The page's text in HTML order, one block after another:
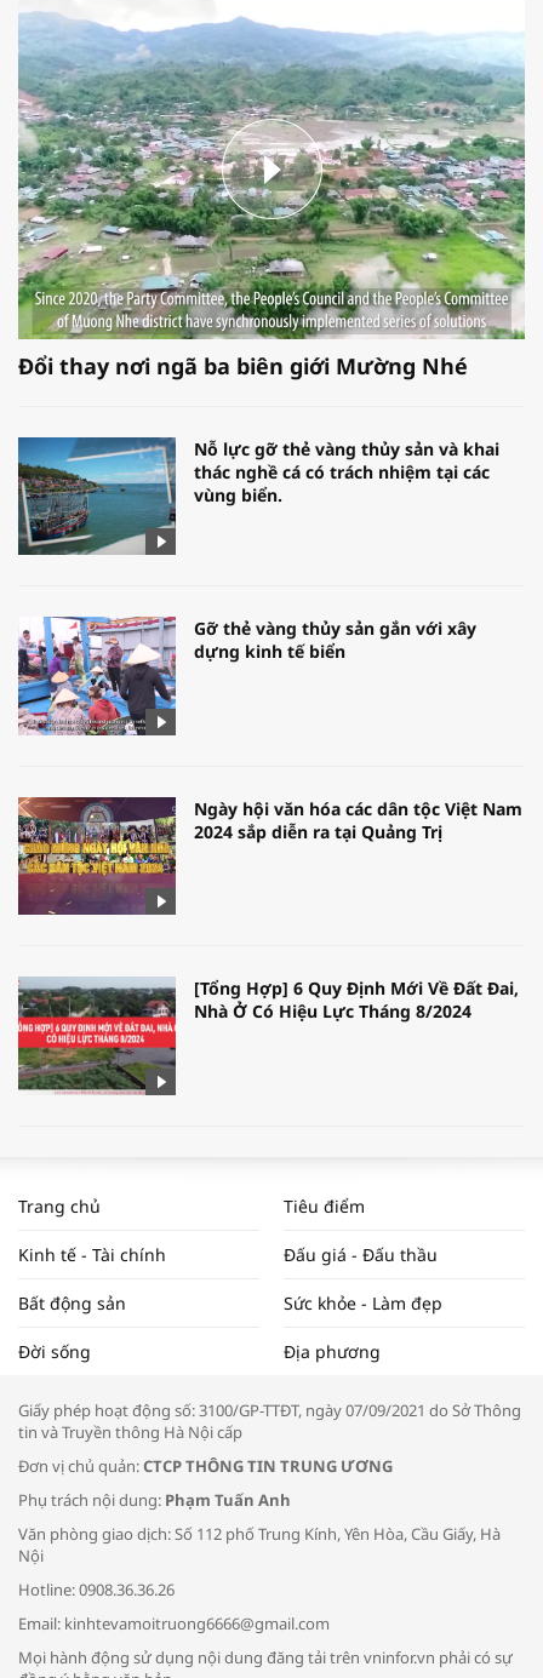
Đổi thay nơi ngã ba biên giới Mường Nhé
Nỗ lực gỡ thẻ vàng thủy sản và khai
thác nghề cá có trách nhiệm tại các
vùng biển.
Gỡ thẻ vàng thủy sản gắn với xây
dựng kinh tế biển
Ngày hội văn hóa các dân tộc Việt Nam
2024 sắp diễn ra tại Quảng Trị
[Tổng Hợp] 6 Quy Định Mới Về Đất Đai,
Nhà Ở Có Hiệu Lực Tháng 8/2024
NAM NĂM 2024 VÀ NĂM 2025 | NHỊP
ĐẬP THỊ TRƯỜNG #62
Tọa đàm “Xúc tiến thương mại: Khơi
Bác sĩ tư vấn cách phòng tránh bệnh
đường hô hấp trong thời tiết giao mùa
Trang chủ Tiêu điểm
Kinh tế - Tài chính Đấu giá - Đấu thầu
Bất động sản Sức khỏe - Làm đẹp
Đời sống Địa phương
Giấy phép hoạt động số: 3100/GP-TTĐT, ngày 07/09/2021 do Sở Thông
tin và Truyền thông Hà Nội cấp
Đơn vị chủ quản:CTCP THÔNG TIN TRUNG ƯƠNG
Phụ trách nội dung: Phạm Tuấn Anh
Văn phòng giao dịch: Số 112 phố Trung Kính, Yên Hòa, Cầu Giấy, Hà
Nội
Hotline: 0908.36.36.26
Email: kinhtevamoitruong6666@gmail.com
Mọi hành động sử dụng nội dung đăng tải trên vninfor.vn phải có sự